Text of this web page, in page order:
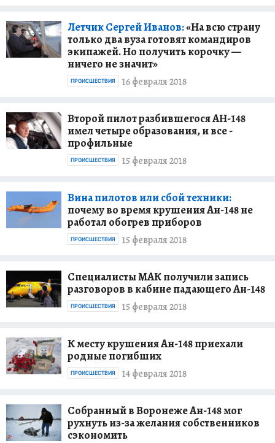
Летчик Сергей Иванов:«На всю страну
только два вуза готовят командиров
экипажей. Но получить корочку —
ничего не значит»
16 февраля 2018
ПРОИСШЕСТВИЯ
Второй пилот разбившегося АН-148
имел четыре образования, и все -
профильные
15 февраля 2018
ПРОИСШЕСТВИЯ
Вина пилотов или сбой техники:
почему во время крушения Ан-148 не
работал обогрев приборов
15 февраля 2018
ПРОИСШЕСТВИЯ
Специалисты МАК получили запись
разговоров в кабине падающего Ан-148
15 февраля 2018
ПРОИСШЕСТВИЯ
К месту крушения Ан-148 приехали
родные погибших
14 февраля 2018
ПРОИСШЕСТВИЯ
Собранный в Воронеже Ан-148 мог
рухнуть из-за желания собственников
сэкономить